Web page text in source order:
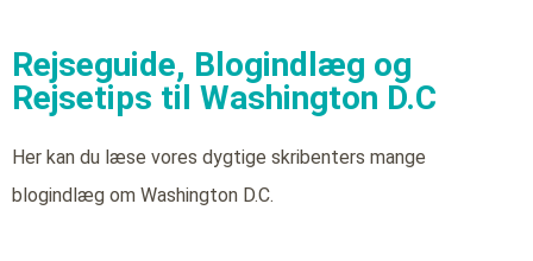
Rejseguide, Blogindlæg og
Rejsetips til Washington D.C
Her kan du læse vores dygtige skribenters mange
blogindlæg om Washington D.C.